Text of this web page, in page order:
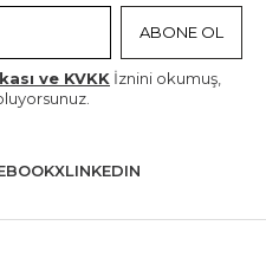
ABONE OL
ve KVKK İznini okumuş,
XLINKEDIN